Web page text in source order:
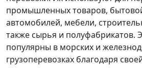
промышленных товаров,
автомобилей, мебели,
также сырья и полуфабрикатов.
популярны в морских и
грузоперевозках благодаря